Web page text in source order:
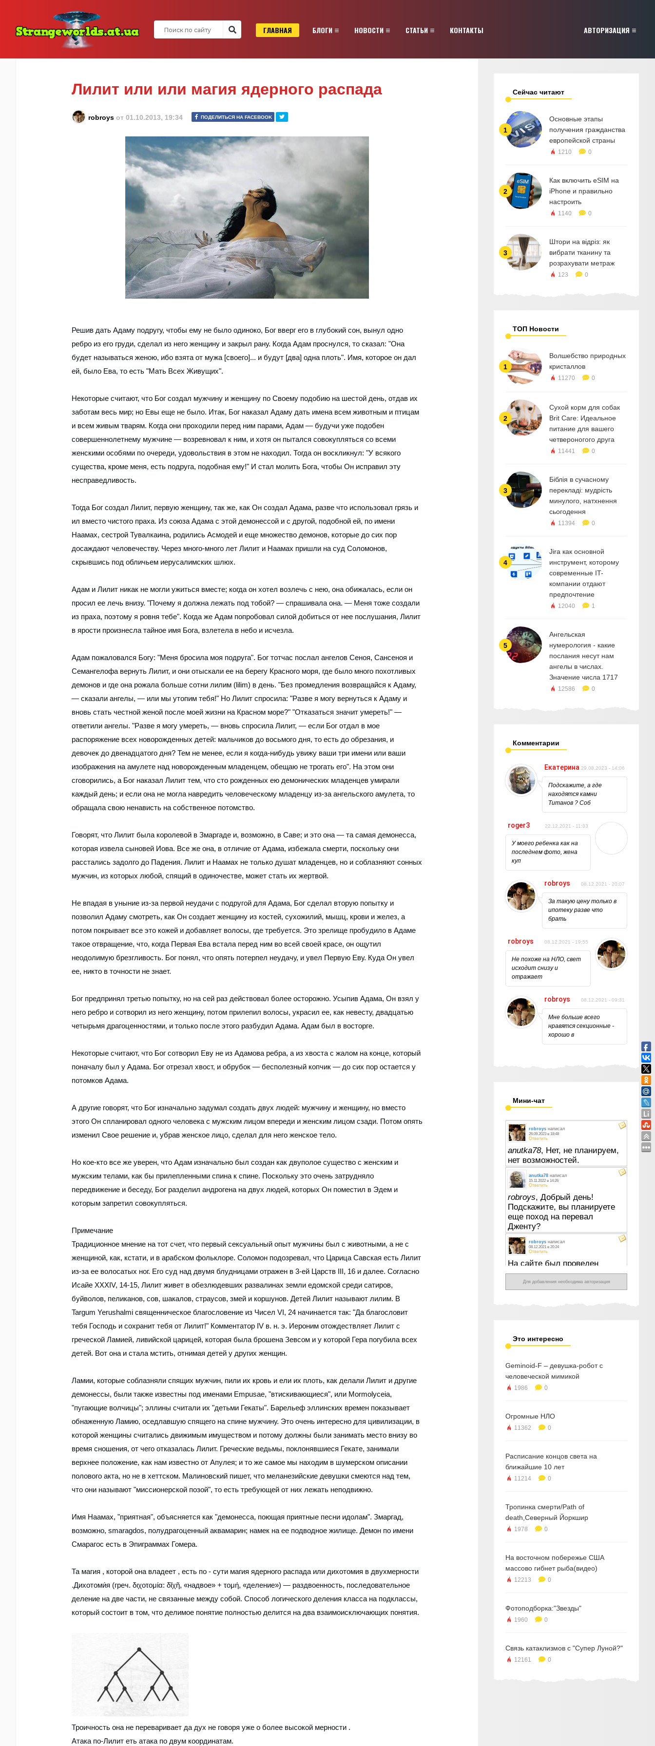
ГЛАВНАЯ БЛОГИ НОВОСТИ СТАТЬИ КОНТАКТЫ АВТОРИЗАЦИЯ
Лилит или или магия ядерного распада
robroys от 01.10.2013, 19:34 ПОДЕЛИТЬСЯ НА FACEBOOK
Решив дать Адаму подругу, чтобы ему не было одиноко, Бог вверг его в глубокий сон, вынул одно
ребро из его груди, сделал из него женщину и закрыл рану. Когда Адам проснулся, то сказал: "Она
будет называться женою, ибо взята от мужа [своего]... и будут [два] одна плоть". Имя, которое он дал
ей, было Ева, то есть "Мать Всех Живущих".
Некоторые считают, что Бог создал мужчину и женщину по Своему подобию на шестой день, отдав их
заботам весь мир; но Евы еще не было. Итак, Бог наказал Адаму дать имена всем животным и птицам
и всем живым тварям. Когда они проходили перед ним парами, Адам — будучи уже подобен
совершеннолетнему мужчине — возревновал к ним, и хотя он пытался совокупляться со всеми
женскими особями по очереди, удовольствия в этом не находил. Тогда он воскликнул: "У всякого
существа, кроме меня, есть подруга, подобная ему!" И стал молить Бога, чтобы Он исправил эту
несправедливость.
Тогда Бог создал Лилит, первую женщину, так же, как Он создал Адама, разве что использовал грязь и
ил вместо чистого праха. Из союза Адама с этой демонессой и с другой, подобной ей, по имени
Наамах, сестрой Тувалкаина, родились Асмодей и еще множество демонов, которые до сих пор
досаждают человечеству. Через много-много лет Лилит и Наамах пришли на суд Соломонов,
скрывшись под обличьем иерусалимских шлюх.
Адам и Лилит никак не могли ужиться вместе; когда он хотел возлечь с нею, она обижалась, если он
просил ее лечь внизу. "Почему я должна лежать под тобой? — спрашивала она. — Меня тоже создали
из праха, поэтому я ровня тебе". Когда же Адам попробовал силой добиться от нее послушания, Лилит
в ярости произнесла тайное имя Бога, взлетела в небо и исчезла.
Адам пожаловался Богу: "Меня бросила моя подруга". Бог тотчас послал ангелов Сеноя, Сансеноя и
Семангелофа вернуть Лилит, и они отыскали ее на берегу Красного моря, где было много похотливых
демонов и где она рожала больше сотни лилим (lilim) в день. "Без промедления возвращайся к Адаму,
— сказали ангелы, — или мы утопим тебя!" Но Лилит спросила: "Разве я могу вернуться к Адаму и
вновь стать честной женой после моей жизни на Красном море?" "Отказаться значит умереть!" —
ответили ангелы. "Разве я могу умереть, — вновь спросила Лилит, — если Бог отдал в мое
распоряжение всех новорожденных детей: мальчиков до восьмого дня, то есть до обрезания, и
девочек до двенадцатого дня? Тем не менее, если я когда-нибудь увижу ваши три имени или ваши
изображения на амулете над новорожденным младенцем, обещаю не трогать его". На этом они
сговорились, а Бог наказал Лилит тем, что сто рожденных ею демонических младенцев умирали
каждый день; и если она не могла навредить человеческому младенцу из-за ангельского амулета, то
обращала свою ненависть на собственное потомство.
Говорят, что Лилит была королевой в Змаргаде и, возможно, в Саве; и это она — та самая демонесса,
которая извела сыновей Иова. Все же она, в отличие от Адама, избежала смерти, поскольку они
расстались задолго до Падения. Лилит и Наамах не только душат младенцев, но и соблазняют сонных
мужчин, из которых любой, спящий в одиночестве, может стать их жертвой.
Не впадая в уныние из-за первой неудачи с подругой для Адама, Бог сделал вторую попытку и
позволил Адаму смотреть, как Он создает женщину из костей, сухожилий, мышц, крови и желез, а
потом покрывает все это кожей и добавляет волосы, где требуется. Это зрелище пробудило в Адаме
такое отвращение, что, когда Первая Ева встала перед ним во всей своей красе, он ощутил
неодолимую брезгливость. Бог понял, что опять потерпел неудачу, и увел Первую Еву. Куда Он увел
ее, никто в точности не знает.
Бог предпринял третью попытку, но на сей раз действовал более осторожно. Усыпив Адама, Он взял у
него ребро и сотворил из него женщину, потом прилепил волосы, украсил ее, как невесту, двадцатью
четырьмя драгоценностями, и только после этого разбудил Адама. Адам был в восторге.
Некоторые считают, что Бог сотворил Еву не из Адамова ребра, а из хвоста с жалом на конце, который
поначалу был у Адама. Бог отрезал хвост, и обрубок — бесполезный копчик — до сих пор остается у
потомков Адама.
А другие говорят, что Бог изначально задумал создать двух людей: мужчину и женщину, но вместо
этого Он спланировал одного человека с мужским лицом впереди и женским лицом сзади. Потом опять
изменил Свое решение и, убрав женское лицо, сделал для него женское тело.
Но кое-кто все же уверен, что Адам изначально был создан как двуполое существо с женским и
мужским телами, как бы прилепленными спина к спине. Поскольку это очень затрудняло
передвижение и беседу, Бог разделил андрогена на двух людей, которых Он поместил в Эдем и
которым запретил совокупляться.
Примечание
Традиционное мнение на тот счет, что первый сексуальный опыт мужчины был с животными, а не с
женщиной, как, кстати, и в арабском фольклоре. Соломон подозревал, что Царица Савская есть Лилит
из-за ее волосатых ног. Его суд над двумя блудницами отражен в 3-ей Царств III, 16 и далее. Согласно
Исайе XXXIV, 14-15, Лилит живет в обезлюдевших развалинах земли едомской среди сатиров,
буйволов, пеликанов, сов, шакалов, страусов, змей и коршунов. Детей Лилит называют лилим. В
Targum Yerushalmi священническое благословение из Чисел VI, 24 начинается так: "Да благословит
тебя Господь и сохранит тебя от Лилит!" Комментатор IV в. н. э. Иероним отождествляет Лилит с
греческой Ламией, ливийской царицей, которая была брошена Зевсом и у которой Гера погубила всех
детей. Вот она и стала мстить, отнимая детей у других женщин.
Ламии, которые соблазняли спящих мужчин, пили их кровь и ели их плоть, как делали Лилит и другие
демонессы, были также известны под именами Empusae, "втискивающиеся", или Mormolyceia,
"пугающие волчицы"; эллины считали их "детьми Гекаты". Барельеф эллинских времен показывает
обнаженную Ламию, оседлавшую спящего на спине мужчину. Это очень интересно для цивилизации, в
которой женщины считались движимым имуществом и потому должны были занимать место внизу во
время сношения, от чего отказалась Лилит. Греческие ведьмы, поклонявшиеся Гекате, занимали
верхнее положение, как нам известно от Апулея; и то же самое мы находим в шумерском описании
полового акта, но не в хеттском. Малиновский пишет, что меланезийские девушки смеются над тем,
что они называют "миссионерской позой", то есть требующей от них лежать неподвижно.
Имя Haaмах, "приятная", объясняется как "демонесса, поющая приятные песни идолам". Змаргад,
возможно, smaragdos, полудрагоценный аквамарин; намек на ее подводное жилище. Демон по имени
Смарагос есть в Эпиграммах Гомера.
Та магия , которой она владеет , есть по - сути магия ядерного распада или дихотомия в двухмерности
.Дихотоми́я (греч. διχοτομία: δῐχῆ, «надвое» + τομή, «деление») — раздвоенность, последовательное
деление на две части, не связанные между собой. Способ логического деления класса на подклассы,
который состоит в том, что делимое понятие полностью делится на два взаимоисключающих понятия.
Троичность она не переваривает да дух не говоря уже о более высокой мерности .
Атака по-Лилит еть атака по двум координатам.
Сейчас читают
1
Основные этапы
получения гражданства
европейской страны
1210 0
2
Как включить eSIM на
iPhone и правильно
настроить
1140 0
3
Штори на відріз: як
вибрати тканину та
розрахувати метраж
123 0
ТОП Новости
1
Волшебство природных
кристаллов
11270 0
2
Сухой корм для собак
Brit Care: Идеальное
питание для вашего
четвероногого друга
11441 0
3
Біблія в сучасному
перекладі: мудрість
минулого, натхнення
сьогодення
11394 0
4
Jira как основной
инструмент, которому
современные IT-
компании отдают
предпочтение
12040 1
5
Ангельская
нумерология - какие
послания несут нам
ангелы в числах.
Значение числа 1717
12586 0
Комментарии
Екатерина 29.08.2023 - 14:06
Подскажите, а где
находятся камни
Титанов ? Соб
roger3 22.12.2021 - 11:33
У моего ребенка как на
последнем фото, жена
куп
robroys 08.12.2021 - 20:07
За такую цену только в
ипотеку разве что
брать
robroys 08.12.2021 - 19:55
Не похоже на НЛО, свет
исходит снизу и
отражает
robroys 08.12.2021 - 09:31
Мне больше всего
нравятся секционные -
хорошо в
Мини-чат
Для добавления необходима авторизация
Это интересно
Geminoid-F – девушка-робот с
человеческой мимикой
1986 0
Огромные НЛО
11362 0
Расписание концов света на
ближайшие 10 лет
11214 0
Тропинка смерти/Path of
death,Северный Йоркшир
1978 0
На восточном побережье США
массово гибнет рыба(видео)
12213 0
Фотоподборка:"Звезды"
1960 0
Связь катаклизмов с "Супер Луной?"
12161 0